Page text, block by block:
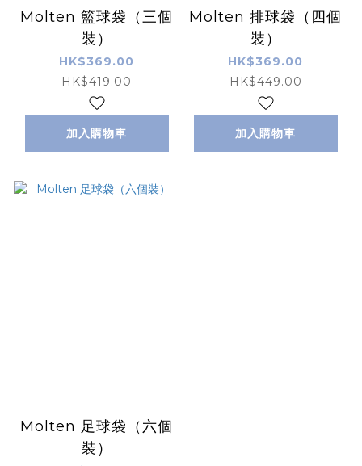
Molten 籃球袋（三個
裝）
HK$369.00
HK$419.00
加入購物車
Molten 排球袋（四個
裝）
HK$369.00
HK$449.00
加入購物車
Molten 足球袋（六個
裝）